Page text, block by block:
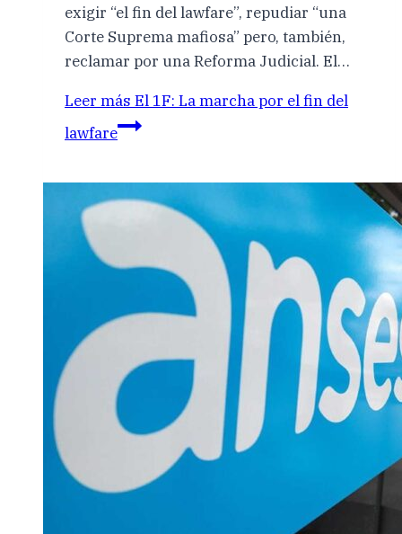
exigir “el fin del lawfare”, repudiar “una
Corte Suprema mafiosa” pero, también,
reclamar por una Reforma Judicial. El…
Leer más El 1F: La marcha por el fin del
lawfare